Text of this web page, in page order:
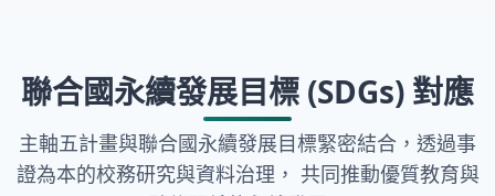
聯合國永續發展目標 (SDGs) 對應
主軸五計畫與聯合國永續發展目標緊密結合，透過事
證為本的校務研究與資料治理， 共同推動優質教育與